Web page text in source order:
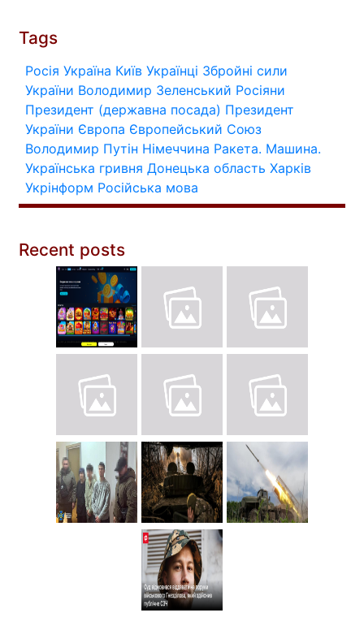
Tags
Росія Україна Київ Українці Збройні сили
України Володимир Зеленський Росіяни
Президент (державна посада) Президент
України Європа Європейський Союз
Володимир Путін Німеччина Ракета. Машина.
Українська гривня Донецька область Харків
Укрінформ Російська мова
Recent posts